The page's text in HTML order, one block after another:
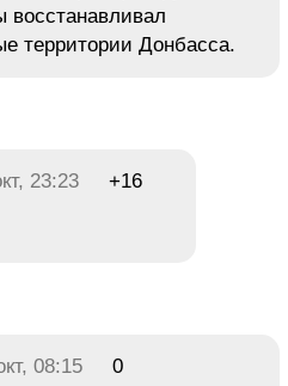
восстанавливал
территории Донбасса.
23:23 +16
08:15
0